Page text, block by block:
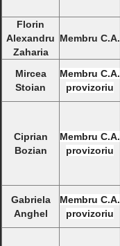
Florin
Alexandru
Zaharia
Membru C.A.
Mircea
Stoian
Membru C.A.
provizoriu
Ciprian
Bozian
Membru C.A.
provizoriu
Gabriela
Anghel
Membru C.A.
provizoriu